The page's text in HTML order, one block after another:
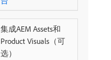
集成AEM Assets和
Product Visuals（可
选）